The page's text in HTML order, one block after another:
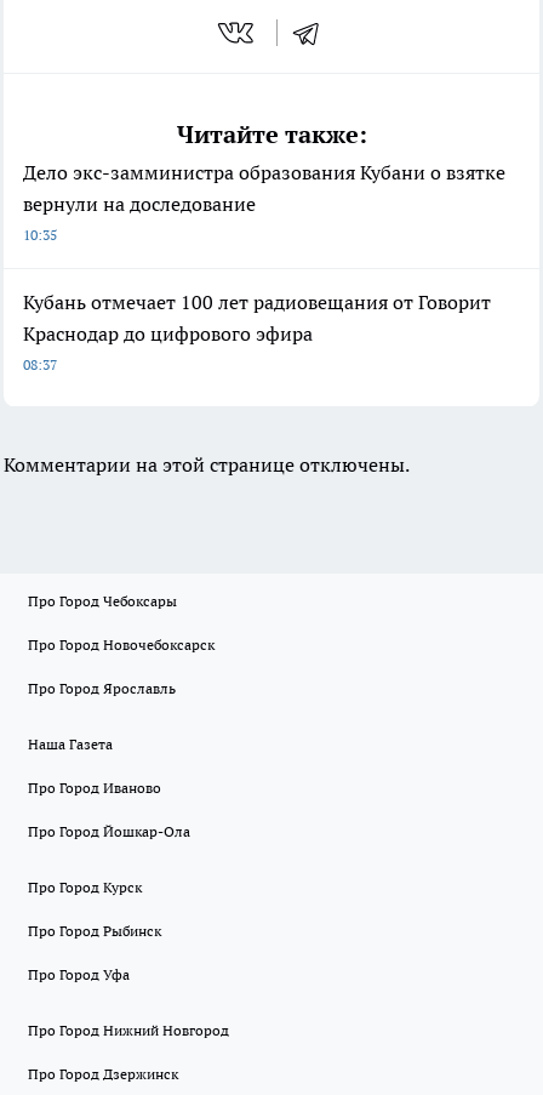
Читайте также:
Дело экс-замминистра образования Кубани о взятке
вернули на доследование
10:35
Кубань отмечает 100 лет радиовещания от Говорит
Краснодар до цифрового эфира
08:37
Комментарии на этой странице отключены.
Про Город Чебоксары
Про Город Новочебоксарск
Про Город Ярославль
Наша Газета
Про Город Иваново
Про Город Йошкар-Ола
Про Город Курск
Про Город Рыбинск
Про Город Уфа
Про Город Нижний Новгород
Про Город Дзержинск